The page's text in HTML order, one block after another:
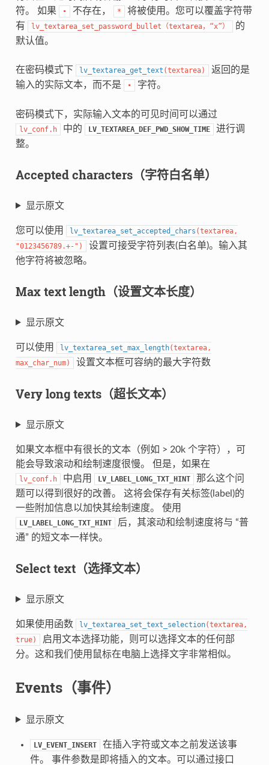
符。 如果
• 不存在， *
将被使用。您可以覆盖字符带
有
lv_textarea_set_password_bullet（textarea，“x”）
的
默认值。
在密码模式下 lv_textarea_get_text (textarea)
返回的是
输入的实际文本，而不是
• 字符。
密码模式下，实际输入文本的可见时间可以通过
lv_conf.h 中的 LV_TEXTAREA_DEF_PWD_SHOW_TIME
进行调
整。
Accepted characters（字符白名单）
显示原文
您可以使用 lv_textarea_set_accepted_chars (textarea,
"0123456789.+-" )
设置可接受字符列表(白名单)。输入其
他字符将被忽略。
Max text length（设置文本长度）
显示原文
可以使用 lv_textarea_set_max_length(textarea,
max_char_num) 设置文本框可容纳的最大字符数
Very long texts（超长文本）
显示原文
如果文本框中有很长的文本（例如 > 20k 个字符），可
能会导致滚动和绘制速度很慢。 但是，如果在
lv_conf.h 中启用 LV_LABEL_LONG_TXT_HINT
那么这个问
题可以得到很好的改善。 这将会保存有关标签(label)的
一些附加信息以加快其绘制速度。 使用
LV_LABEL_LONG_TXT_HINT
后，其滚动和绘制速度将与 “普
通” 的短文本一样快。
Select text（选择文本）
显示原文
如果使用函数 lv_textarea_set_text_selection(textarea,
true)
启用文本选择功能，则可以选择文本的任何部
分。这和我们使用鼠标在电脑上选择文字非常相似。
Events（事件）
显示原文
LV_EVENT_INSERT
在插入字符或文本之前发送该事
件。 事件参数是即将插入的文本。可以通过接口